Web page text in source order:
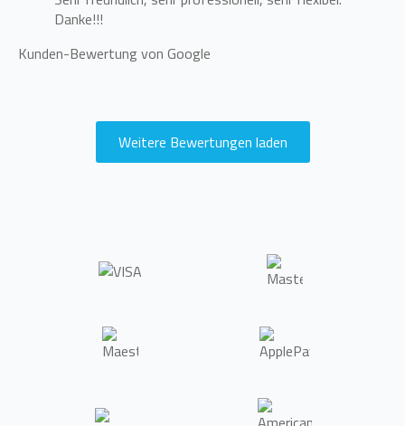
Danke!!!
Kunden-Bewertung von Google
Weitere Bewertungen laden